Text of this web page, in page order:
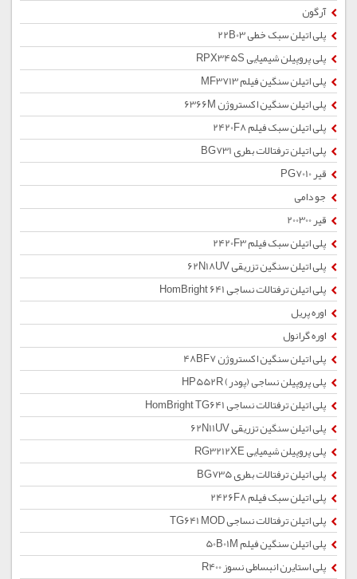
آرگون
پلی اتیلن سبک خطی 22B03
پلی پروپیلن شیمیایی RPX345S
پلی اتیلن سنگین فیلم MF3713
پلی اتیلن سنگین اکستروژن 6366M
پلی اتیلن سبک فیلم 2420F8
پلی اتیلن ترفتالات بطری BG731
قیر PG7010
جو دامی
قیر 200300
پلی اتیلن سبک فیلم 2420F3
پلی اتیلن سنگین تزریقی 62N18UV
پلی اتیلن ترفتالات نساجی HomBright 641
اوره پریل
اوره گرانول
پلی اتیلن سنگین اکستروژن 48BF7
پلی پروپیلن نساجی (پودر) HP552R
پلی اتیلن ترفتالات نساجی HomBright TG641
پلی اتیلن سنگین تزریقی 62N11UV
پلی پروپیلن شیمیایی RG3212XE
پلی اتیلن ترفتالات بطری BG735
پلی اتیلن سبک فیلم 2426F8
پلی اتیلن ترفتالات نساجی TG641 MOD
پلی اتیلن سنگین فیلم 50B01M
پلی استایرن انبساطی نسوز R400